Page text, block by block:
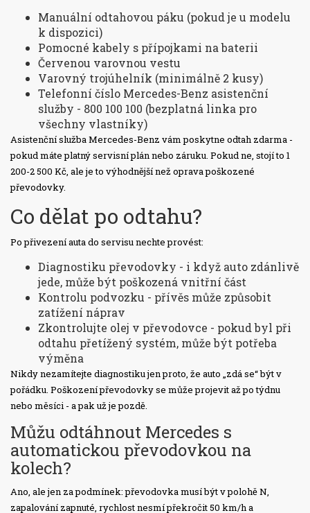
Manuální odtahovou páku (pokud je u modelu
k dispozici)
Pomocné kabely s přípojkami na baterii
Červenou varovnou vestu
Varovný trojúhelník (minimálně 2 kusy)
Telefonní číslo Mercedes-Benz asistenční
služby - 800 100 100 (bezplatná linka pro
všechny vlastníky)
Asistenční služba Mercedes-Benz vám poskytne odtah zdarma -
pokud máte platný servisní plán nebo záruku. Pokud ne, stojí to 1
200-2 500 Kč, ale je to výhodnější než oprava poškozené
převodovky.
Co dělat po odtahu?
Po přivezení auta do servisu nechte provést:
Diagnostiku převodovky - i když auto zdánlivě
jede, může být poškozená vnitřní část
Kontrolu podvozku - přívěs může způsobit
zatížení náprav
Zkontrolujte olej v převodovce - pokud byl při
odtahu přetížený systém, může být potřeba
výměna
Nikdy nezamítejte diagnostiku jen proto, že auto „zdá se“ být v
pořádku. Poškození převodovky se může projevit až po týdnu
nebo měsíci - a pak už je pozdě.
Můžu odtáhnout Mercedes s
automatickou převodovkou na
kolech?
Ano, ale jen za podmínek: převodovka musí být v polohě N,
zapalování zapnuté, rychlost nesmí překročit 50 km/h a